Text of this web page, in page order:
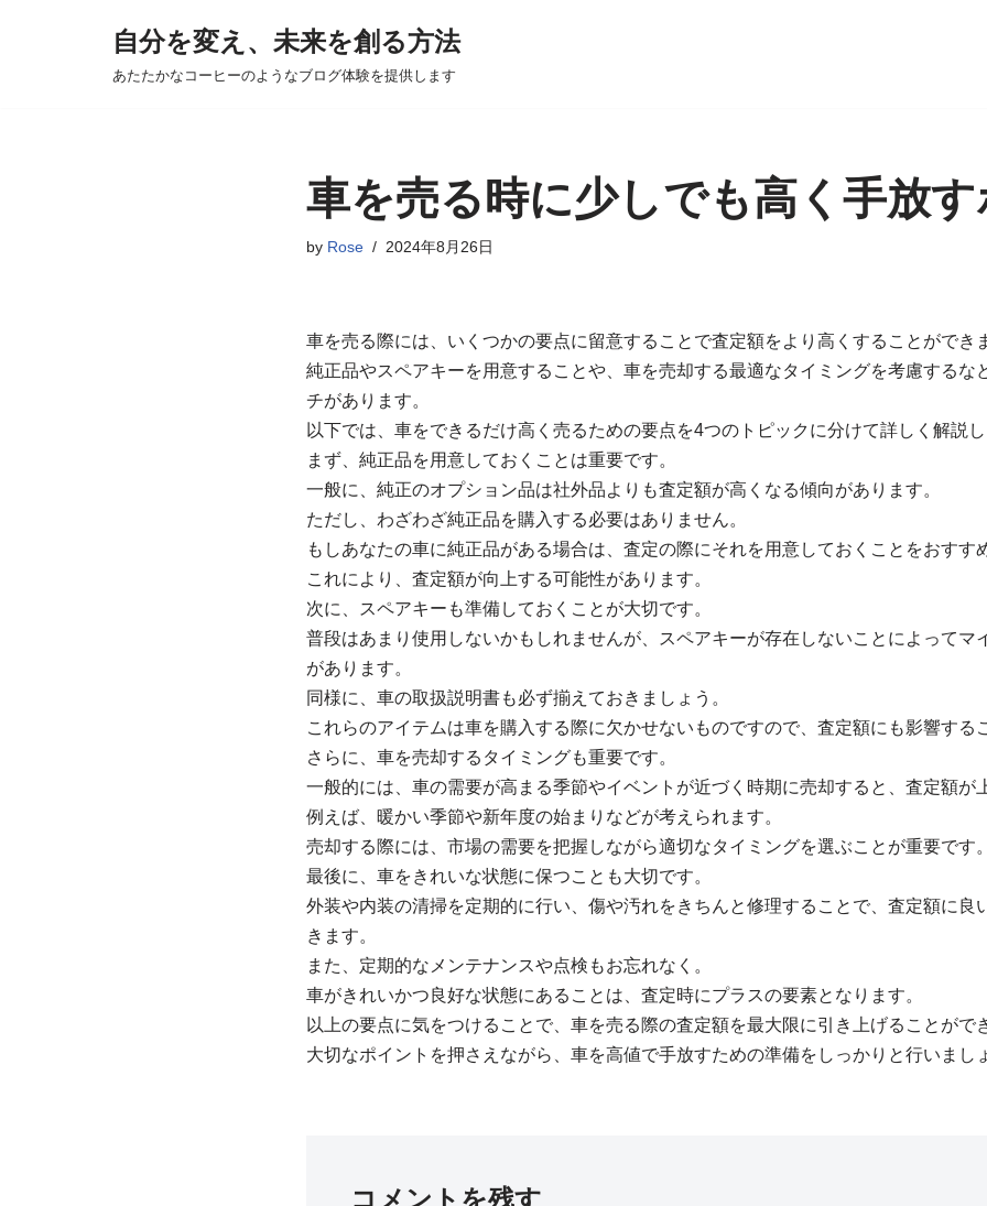
自分を変え、未来を創る方法
あたたかなコーヒーのようなブログ体験を提供します
車を売る時に少しでも高く手放す
by Rose 2024年8月26日
車を売る際には、いくつかの要点に留意することで査定額をより高くすることができ
純正品やスペアキーを用意することや、車を売却する最適なタイミングを考慮するな
チがあります。
以下では、車をできるだけ高く売るための要点を4つのトピックに分けて詳しく解説し
まず、純正品を用意しておくことは重要です。
一般に、純正のオプション品は社外品よりも査定額が高くなる傾向があります。
ただし、わざわざ純正品を購入する必要はありません。
もしあなたの車に純正品がある場合は、査定の際にそれを用意しておくことをおすす
これにより、査定額が向上する可能性があります。
次に、スペアキーも準備しておくことが大切です。
普段はあまり使用しないかもしれませんが、スペアキーが存在しないことによってマ
があります。
同様に、車の取扱説明書も必ず揃えておきましょう。
これらのアイテムは車を購入する際に欠かせないものですので、査定額にも影響する
さらに、車を売却するタイミングも重要です。
一般的には、車の需要が高まる季節やイベントが近づく時期に売却すると、査定額が
例えば、暖かい季節や新年度の始まりなどが考えられます。
売却する際には、市場の需要を把握しながら適切なタイミングを選ぶことが重要です。
最後に、車をきれいな状態に保つことも大切です。
外装や内装の清掃を定期的に行い、傷や汚れをきちんと修理することで、査定額に良
きます。
また、定期的なメンテナンスや点検もお忘れなく。
車がきれいかつ良好な状態にあることは、査定時にプラスの要素となります。
以上の要点に気をつけることで、車を売る際の査定額を最大限に引き上げることがで
大切なポイントを押さえながら、車を高値で手放すための準備をしっかりと行いまし
コメントを残す